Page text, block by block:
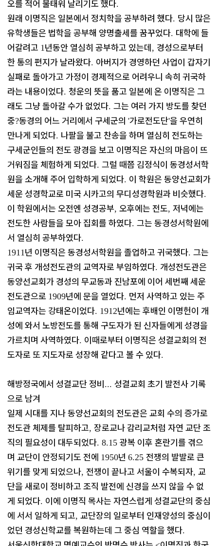
오를 적어 불태워 날리기도 했다.
원래 이명직은 일본에서 정치학을 공부하려 했다. 당시 많은
유학생들은 법학을 공부해 양명출세를 꿈꾸었다. 대학에 들
어갈려고 1 년동안 열심히 공부하고 있는데, 경성으로부터
한 통의 편지가 날라왔다. 아버지가 경영하던 사업이 갑자기
실패로 돌아가고 가정이 경제적으로 어려우니 속히 귀국하
라는 내용이었다. 청운의 뜻을 품고 일본에 온 이명직은 그
래도 그냥 돌아갈 수가 없었다. 그는 여러 가지 방도를 찾던
중?동경의 어느 거리에서 구세군의 '가로전도단'을 우연히
만나게 되었다. 나팔을 불고 찬송을 하며 열심히 전도하는
구세군인들의 전도 광경을 보고 이명직은 자신의 마음이 뜨
거워짐을 체험하게 되었다. 그럴 때쯤 김정식이 동경성서학
원을 소개해 주어 입학하게 되었다. 이 학원은 동양선교회가
세운 성경학교로 미국 시카고의 무디성경학원과 비슷했다.
이 학원에서는 오전엔 성경공부, 오후에는 전도, 저녁에는
전도한 사람들을 모아 집회를 하였다. 그는 동경성서학원에
서 열심히 공부하였다.
1911 년 이명직은 동경성서학원을 졸업하고 귀국했다. 그는
귀국 후 개성전도관의 교역자로 부임하였다. 개성전도관은
동양선교회가 경성의 무교동과 진남포에 이어 세번째 세운
전도관으로 1909년에 문을 열었다. 먼저 사역하고 있는 주
임교역자는 강태온이었다. 1912년에는 후배인 이명헌이 개
성에 와서 노방전도를 통해 구도자가 된 신자들에게 성경을
가르치며 사역하였다. 이때로부터 이명직은 성결교회의 전
도자로 또 지도자로 성장해 같다고 볼 수 있다.
해방정국에서 성결교단 정비... 성결교회 초기 발전사 기록
으로 남겨
일제 시대를 지나 동양선교회의 전도관은 교회 수의 증가로
전도관 체제를 탈피하고, 장로교나 감리교처럼 자연 교단 조
직의 필요성이 대두되었다. 8.15 광복 이후 혼란기를 겪으
며 교단이 안정되기도 전에 1950년 6.25 전쟁의 발발로 큰
위기를 맞게 되었으나, 전쟁이 끝나고 서울이 수복되자, 교
단을 새로이 정비하고 조직 발전에 신경을 쓰지 않을 수 없
게 되었다. 이에 이명직 목사는 자연스럽게 성결교단의 중심
에 서서 일하게 되고, 교단장의 일로부터 인재양성의 중심이
었던 경성신학교를 복원하는데 그 중심 역할을 했다.